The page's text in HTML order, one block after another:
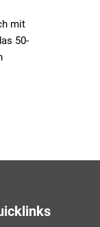
mit
50-